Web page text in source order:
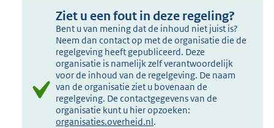
Ziet u een fout in deze regeling?
Bent u van mening dat de inhoud niet juist is?
Neem dan contact op met de organisatie die de
regelgeving heeft gepubliceerd. Deze
organisatie is namelijk zelf verantwoordelijk
voor de inhoud van de regelgeving. De naam
van de organisatie ziet u bovenaan de
regelgeving. De contactgegevens van de
organisatie kunt u hier opzoeken:
organisaties.overheid.nl.